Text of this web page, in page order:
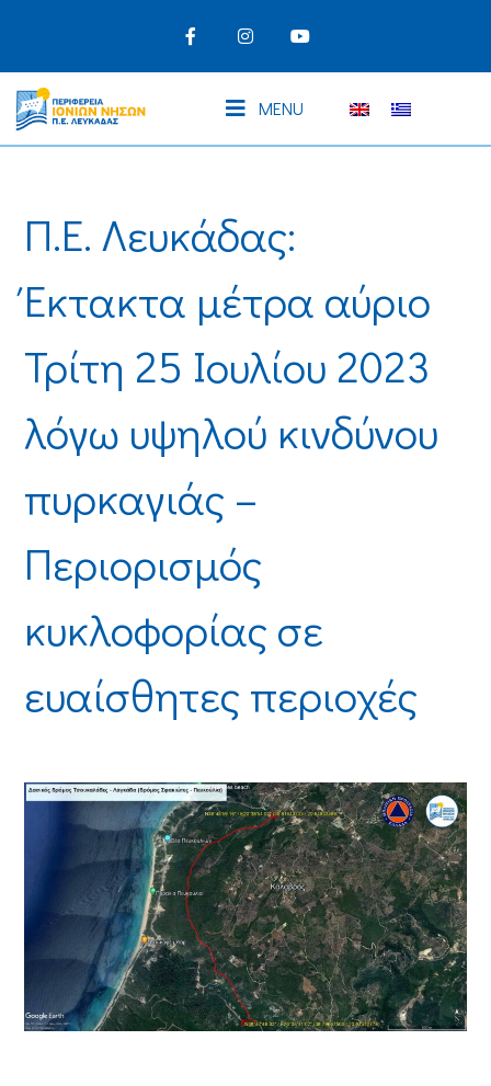
MENU
Π.Ε. Λευκάδας:
Έκτακτα μέτρα αύριο
Τρίτη 25 Ιουλίου 2023
λόγω υψηλού κινδύνου
πυρκαγιάς –
Περιορισμός
κυκλοφορίας σε
ευαίσθητες περιοχές